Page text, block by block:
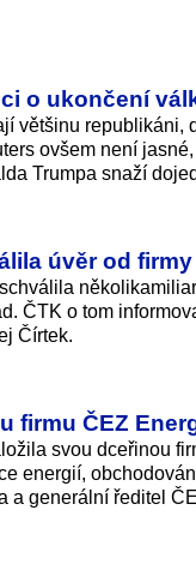
o ukončení
většinu
ovšem není
Trumpa snaží
úvěr od
ČTK o tom
Čírtek.
firmu ČEZ
svou dceřinou
energií,
a generální ředitel